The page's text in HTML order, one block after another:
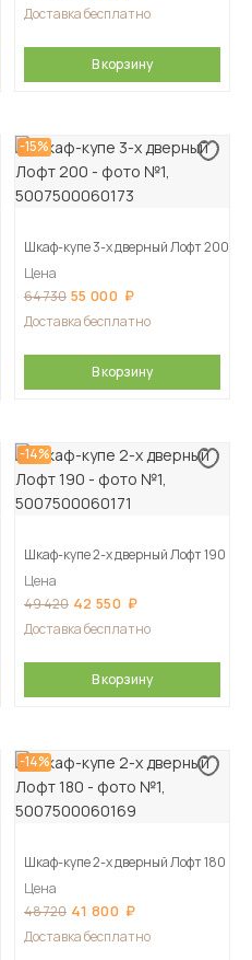
Доставка бесплатно
В корзину
-15%
Шкаф-купе 3-х дверный Лофт 200
Цена
64 730 55 000
Доставка бесплатно
В корзину
-14%
Шкаф-купе 2-х дверный Лофт 190
Цена
49 420 42 550
Доставка бесплатно
В корзину
-14%
Шкаф-купе 2-х дверный Лофт 180
Цена
48 720 41 800
Доставка бесплатно